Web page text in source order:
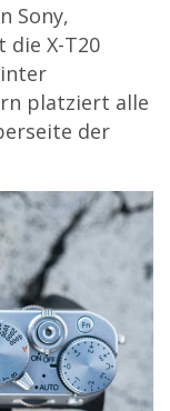
Sony,
die X-T20
platziert alle
der